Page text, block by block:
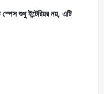
স্পেস শুধু ইন্টেরিয়র নয়, এটি